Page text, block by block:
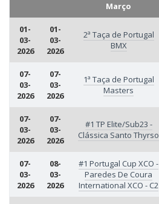
Março
01-
03-
2026
01-
03-
2026
2ª Taça de Portugal
BMX
07-
03-
2026
07-
03-
2026
1ª Taça de Portugal
Masters
07-
03-
2026
07-
03-
2026
#1 TP Elite/Sub23 -
Clássica Santo Thyrso
07-
03-
2026
08-
03-
2026
#1 Portugal Cup XCO -
Paredes De Coura
International XCO - C2